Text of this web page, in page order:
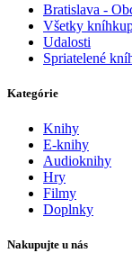
Bratislava -
Všetky
Udalosti
Spriatelené
Kategórie
Knihy
E-knihy
Audioknihy
Hry
Filmy
Doplnky
Nakupujte u nás